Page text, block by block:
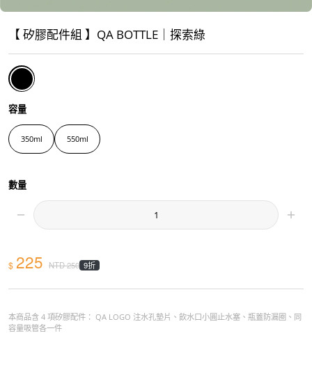
【 矽膠配件組 】QA BOTTLE｜探索綠
容量
350ml 550ml
數量
$ 225 NTD250 9折
本商品含 4 項矽膠配件： QA LOGO 注水孔墊片、飲水口小圓止水塞、瓶蓋防漏圈、同
容量吸管各一件